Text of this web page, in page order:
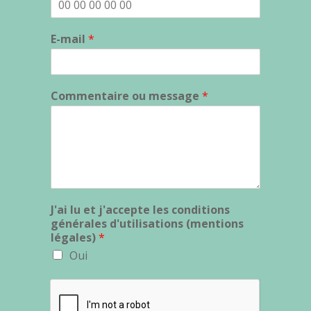
E-mail *
Commentaire ou message *
J'ai lu et j'accepte les conditions
générales d'utilisations (mentions
légales)*
Oui